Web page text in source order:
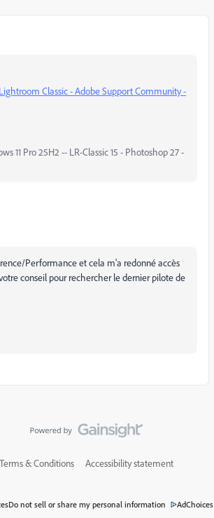
Classic - Adobe Support Community -
11 Pro 25H2 -- LR-Classic 15 - Photoshop 27 -
Performance et cela m'a redonné accès
conseil pour rechercher le dernier pilote de
Terms & Conditions Accessibility statement
Do not sell or share my personal information AdChoices